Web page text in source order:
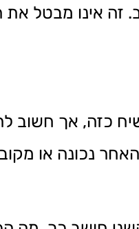
זה אינו מבטל
כזה, אך חשוב
נכונה או